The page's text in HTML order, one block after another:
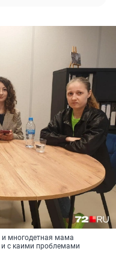
и многодетная мама
с каими проблемами